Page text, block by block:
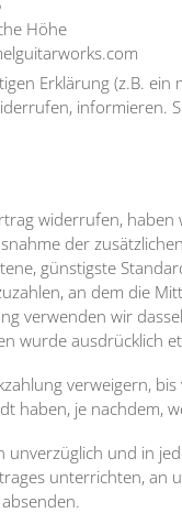
Höhe
Erklärung (z.B.
informieren.
widerrufen,
der
günstigste
an dem die
verwenden wir
wurde ausdrücklich
verweigern,
haben, je nachdem,
unverzüglich und in
unterrichten, an